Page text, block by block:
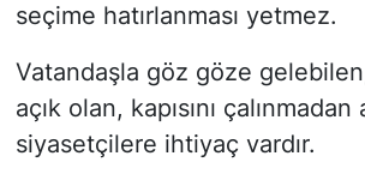
seçime hatırlanması yetmez.
Vatandaşla göz göze
açık olan, kapısını
siyasetçilere ihtiyaç vardır.